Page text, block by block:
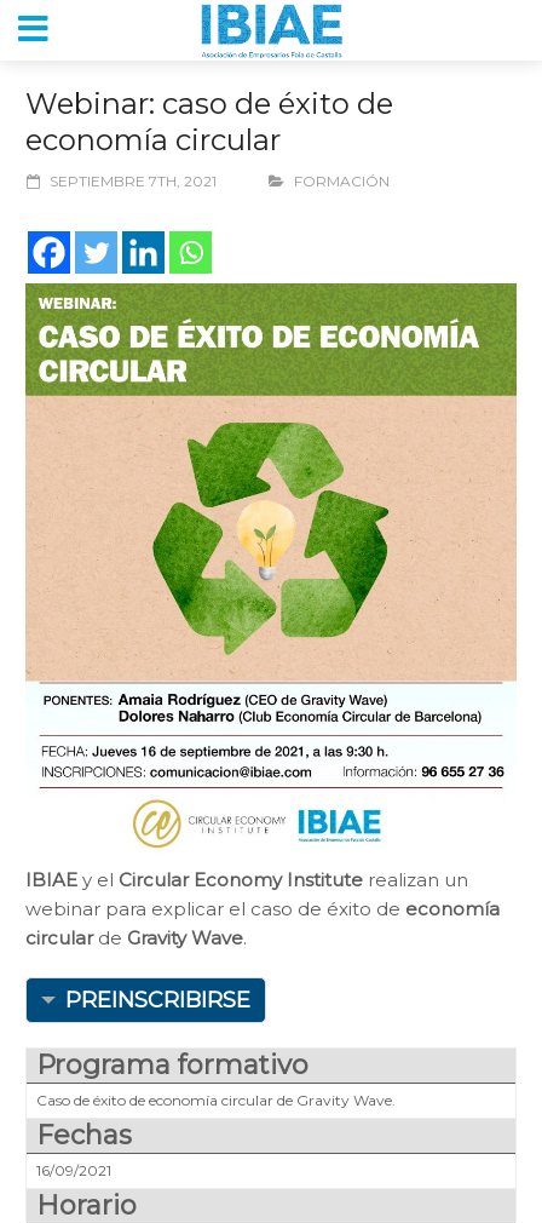
Webinar: caso de éxito de
economía circular
SEPTIEMBRE 7TH, 2021 FORMACIÓN
IBIAE y el Circular Economy Institute realizan un
webinar para explicar el caso de éxito de economía
circularde Gravity Wave.
PREINSCRIBIRSE
Programa formativo
Caso de éxito de economía circular de Gravity Wave.
Fechas
16/09/2021
Horario